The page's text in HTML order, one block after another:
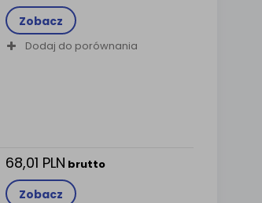
Zobacz
Dodaj do porównania
68,01 PLN brutto
Zobacz